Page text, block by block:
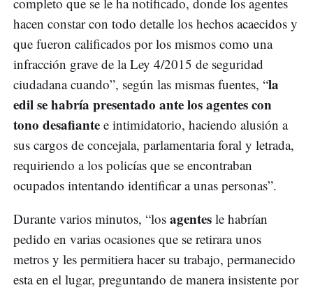
hacen constar con todo detalle los hechos acaecidos y
que fueron calificados por los mismos como una
infracción grave de la Ley 4/2015 de seguridad
ciudadana cuando”, según las mismas fuentes, “la
edil se habría presentado ante los agentes con
tono desafiante e intimidatorio, haciendo alusión a
sus cargos de concejala, parlamentaria foral y letrada,
requiriendo a los policías que se encontraban
ocupados intentando identificar a unas personas”.
Durante varios minutos, “los agentes le habrían
pedido en varias ocasiones que se retirara unos
metros y les permitiera hacer su trabajo, permanecido
esta en el lugar, preguntando de manera insistente por